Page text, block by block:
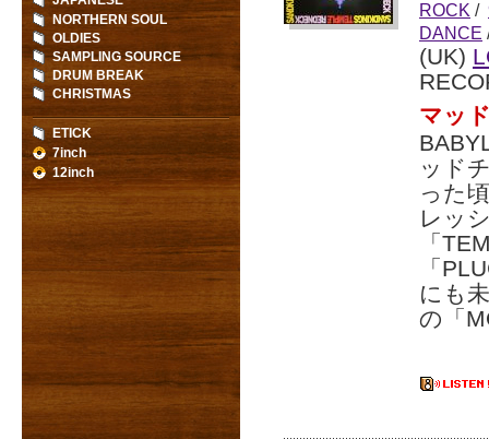
ROCK /
DANCE
(UK)
マッ
ッド
った
レッ
「
「
にも
の「
NORTHERN SOUL
OLDIES
SAMPLING SOURCE
DRUM BREAK
CHRISTMAS
ETICK
7inch
12inch